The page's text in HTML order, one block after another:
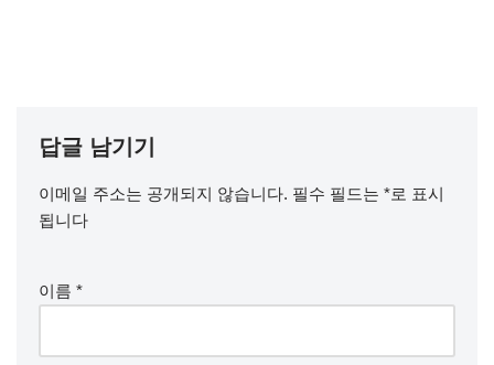
답글 남기기
이메일 주소는 공개되지 않습니다. 필수 필드는 *로 표시
됩니다
이름 *